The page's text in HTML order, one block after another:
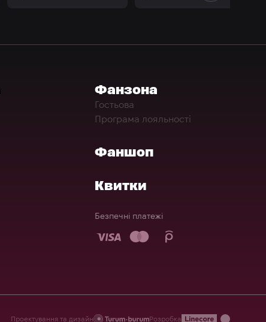
Фанзона
Гостьова
Програма лояльності
Фаншоп
Квитки
Безпечні платежі
Проектування та дизайн Розробка